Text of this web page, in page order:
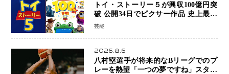
トイ・ストーリー５が興収100億円突
破 公開34日でピクサー作品 史上最速
日本歴代シリーズ最高更新も目前
芸能
2026.8.6
八村塁選手が将来的なBリーグでのプ
レーを熱望「一つの夢ですね」スター